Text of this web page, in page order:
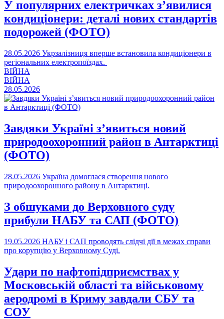
У популярних електричках з’явилися
кондиціонери: деталі нових стандартів
подорожей (ФОТО)
28.05.2026 Укрзалізниця вперше встановила кондиціонери в
регіональних електропоїздах.
ВІЙНА
ВІЙНА
28.05.2026
Завдяки Україні з’явиться новий
природоохоронний район в Антарктиці
(ФОТО)
28.05.2026 Україна домоглася створення нового
природоохоронного району в Антарктиці.
З обшуками до Верховного суду
прибули НАБУ та САП (ФОТО)
19.05.2026 НАБУ і САП проводять слідчі дії в межах справи
про корупцію у Верховному Суді.
Удари по нафтопідприємствах у
Московській області та військовому
аеродромі в Криму завдали СБУ та
СОУ